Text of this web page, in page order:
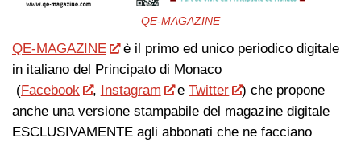
QE-MAGAZINE
QE-MAGAZINE
è il primo ed unico periodico digitale
in italiano del Principato di Monaco
(Facebook , Instagram eTwitter
) che propone
anche una versione stampabile del magazine digitale
ESCLUSIVAMENTE agli abbonati che ne facciano